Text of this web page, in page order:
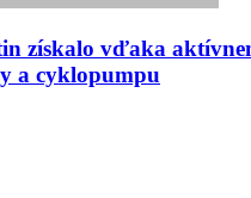
získalo vďaka
a cyklopumpu